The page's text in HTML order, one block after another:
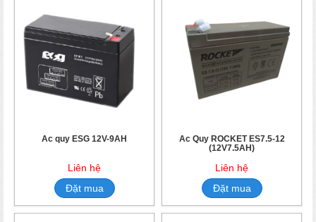
Ắc quy ESG 12V-9AH
Liên hệ
Đặt mua
Ắc Quy ROCKET ES7.5-12
(12V7.5AH)
Liên hệ
Đặt mua